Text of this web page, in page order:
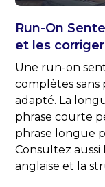
Run-On
et les corriger
Une run-on
complètes
adapté. La
phrase courte
phrase longue
Consultez
anglaise et la